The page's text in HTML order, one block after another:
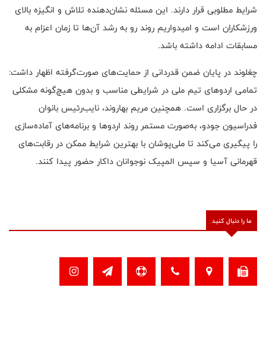
شرایط مطلوبی قرار دارند. این مسئله نشان‌دهنده تلاش و انگیزه بالای
ورزشکاران است و امیدواریم روند رو به رشد آن‌ها تا زمان اعزام به
مسابقات ادامه داشته باشد.
چغلوند در پایان ضمن قدردانی از حمایت‌های صورت‌گرفته اظهار داشت:
تمامی اردوهای تیم ملی در شرایطی مناسب و بدون هیچ‌گونه مشکلی
در حال برگزاری است. همچنین مریم بهاروند، نایب‌رئیس بانوان
فدراسیون جودو، به‌صورت مستمر روند اردوها و برنامه‌های آماده‌سازی
را پیگیری می‌کند تا ملی‌پوشان با بهترین شرایط ممکن در رقابت‌های
قهرمانی آسیا و سپس المپیک نوجوانان داکار حضور پیدا کنند.
ما را دنبال کنید